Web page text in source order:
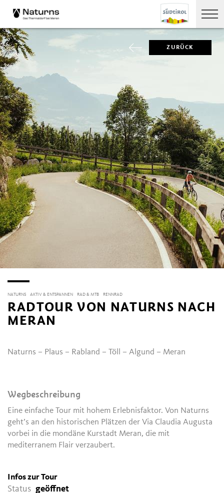
ZURÜCK
NATURNS AKTIV & ENTSPANNEN RAD & MTB RENNRAD
RADTOUR VON NATURNS NACH
MERAN
Naturns – Plaus – Rabland – Töll – Algund – Meran
Wegbeschreibung
Eine einfache Tour mit hohem Erlebnisfaktor. Von Naturns
geht’s an den historischen Plätzen der Via Claudia Augusta
vorbei in die mondäne Kurstadt Meran, die mit
mediterranem Flair verzaubert.
Infos zur Tour
Status geöffnet